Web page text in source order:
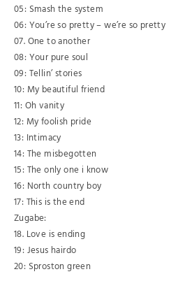
05: Smash the system
06: You’re so pretty – we’re so pretty
07. One to another
08: Your pure soul
09: Tellin’ stories
10: My beautiful friend
11: Oh vanity
12: My foolish pride
13: Intimacy
14: The misbegotten
15: The only one i know
16: North country boy
17: This is the end
Zugabe:
18. Love is ending
19: Jesus hairdo
20: Sproston green